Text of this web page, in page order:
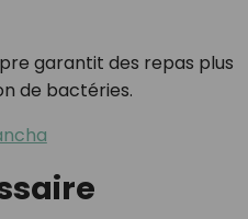
garantit des repas plus
de bactéries.